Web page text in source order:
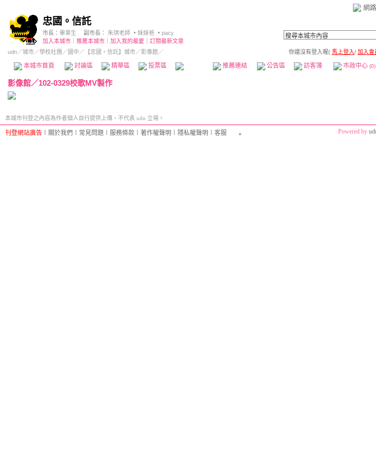
網
忠國。信託
市長： 畢業生 副市長： 朱琪老師 、 妹妹爸 、 pacy
加入本城市
推薦本城市 加入我的最愛
訂閱最新文章
udn／城市／學校社團 ／國中 ／ 【忠國。信託】城市／影像館／ 你還沒有登入喔( 馬上登入/ 加入會
本城市首頁 討論區 精華區 投票區 影像館 推薦連結 公告區 訪客簿 市政中心 (0)
影像館／102-0329校歌MV製作
本城市刊登之內容為作者個人自行提供上傳，不代表 udn 立場。
刊登網站廣告 關於我們 常見問題 服務條款 著作權聲明 隱私權聲明 客服 Powered by